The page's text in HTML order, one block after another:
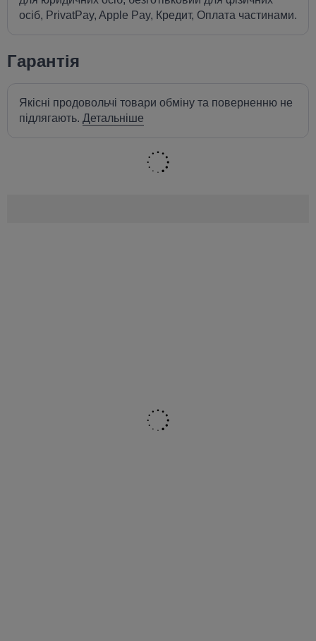
осіб, PrivatPay, Apple Pay, Кредит, Оплата частинами.
Гарантія
Якісні продовольчі товари обміну та поверненню не
підлягають. Детальніше